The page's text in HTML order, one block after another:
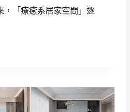
，「療癒系居家空間」逐